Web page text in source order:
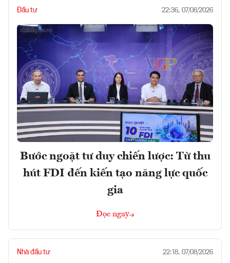
Đầu tư 22:36, 07/08/2026
Bước ngoặt tư duy chiến lược: Từ thu
hút FDI đến kiến tạo năng lực quốc
gia
Đọc ngay
Nhà đầu tư 22:18, 07/08/2026